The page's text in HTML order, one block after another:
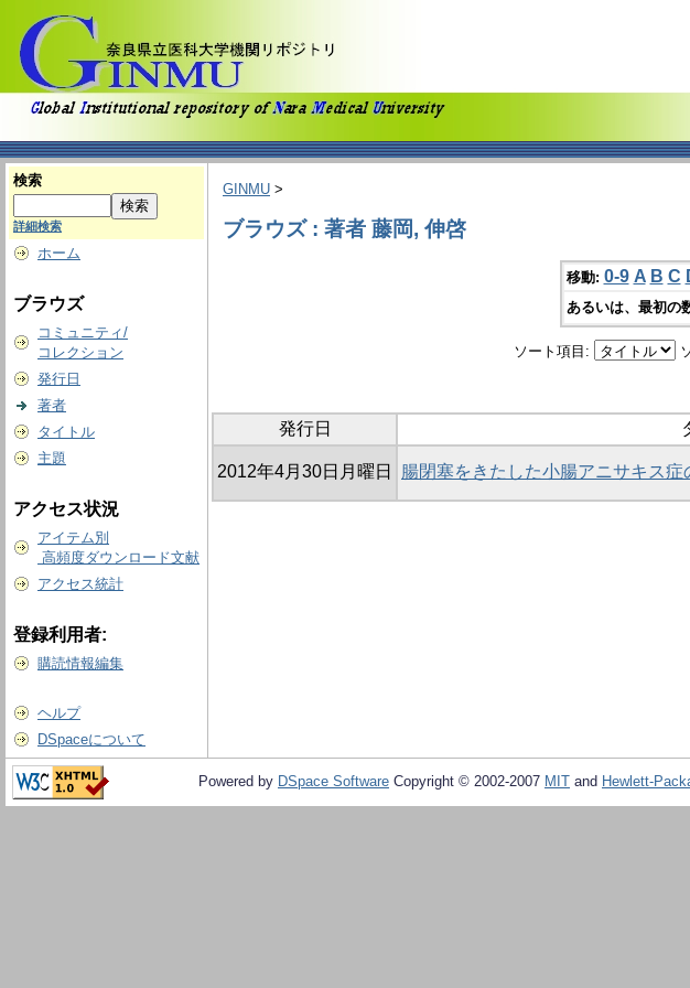
検索
詳細検索
ホーム
ブラウズ
コミュニティ/
コレクション
発行日
著者
タイトル
主題
アクセス状況
アイテム別
高頻度ダウンロード文献
アクセス統計
登録利用者:
購読情報編集
ヘルプ
DSpaceについて
GINMU >
ブラウズ : 著者 藤岡, 伸啓
移動: 0-9 A B C
あるいは、最初の
ソート項目:
発行日
2012年4月30日月曜日 腸閉塞をきたした小腸アニサキス症
Powered by DSpace Software Copyright © 2002-2007 MIT and Hewlett-